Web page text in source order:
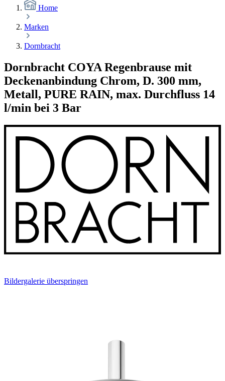
Home
Marken
Dornbracht
Dornbracht COYA Regenbrause mit
Deckenanbindung Chrom, D. 300 mm,
Metall, PURE RAIN, max. Durchfluss 14
l/min bei 3 Bar
Bildergalerie überspringen